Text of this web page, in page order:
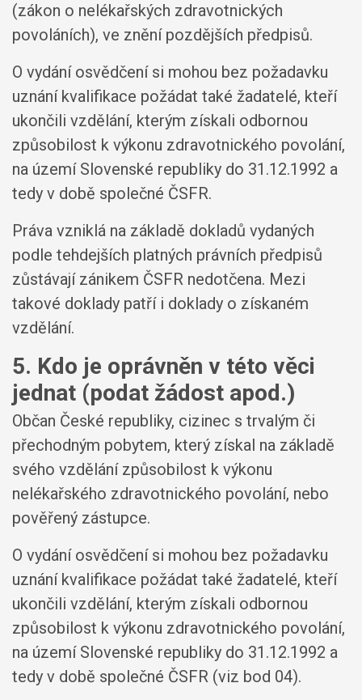
(zákon o nelékařských zdravotnických
povoláních), ve znění pozdějších předpisů.
O vydání osvědčení si mohou bez požadavku
uznání kvalifikace požádat také žadatelé, kteří
ukončili vzdělání, kterým získali odbornou
způsobilost k výkonu zdravotnického povolání,
na území Slovenské republiky do 31.12.1992 a
tedy v době společné ČSFR.
Práva vzniklá na základě dokladů vydaných
podle tehdejších platných právních předpisů
zůstávají zánikem ČSFR nedotčena. Mezi
takové doklady patří i doklady o získaném
vzdělání.
5. Kdo je oprávněn v této věci
jednat (podat žádost apod.)
Občan České republiky, cizinec s trvalým či
přechodným pobytem, který získal na základě
svého vzdělání způsobilost k výkonu
nelékařského zdravotnického povolání, nebo
pověřený zástupce.
O vydání osvědčení si mohou bez požadavku
uznání kvalifikace požádat také žadatelé, kteří
ukončili vzdělání, kterým získali odbornou
způsobilost k výkonu zdravotnického povolání,
na území Slovenské republiky do 31.12.1992 a
tedy v době společné ČSFR (viz bod 04).